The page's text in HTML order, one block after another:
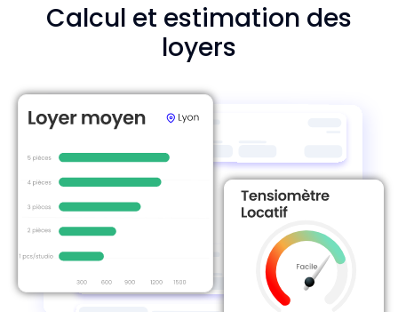
Calcul et estimation des
loyers